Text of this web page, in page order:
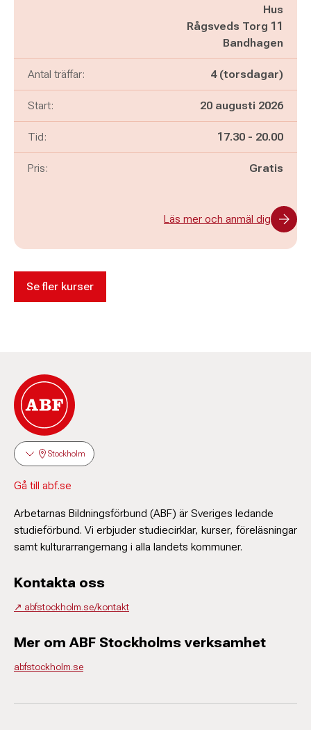
Hus
Rågsveds Torg 11
Bandhagen
Antal träffar: 4 (torsdagar)
Start: 20 augusti 2026
Tid: Pågår mellan
17.30 - och
20.00
Pris: Gratis
Läs mer och anmäl dig
Se fler kurser
Stockholm
Gå till abf.se
Arbetarnas Bildningsförbund (ABF) är Sveriges ledande
studieförbund. Vi erbjuder studiecirklar, kurser, föreläsningar
samt kulturarrangemang i alla landets kommuner.
Kontakta oss
↗️ abfstockholm.se/kontakt
Mer om ABF Stockholms verksamhet
abfstockholm.se